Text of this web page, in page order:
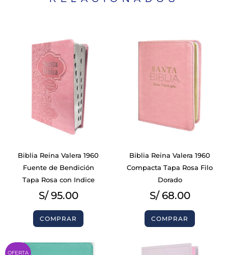
Biblia Reina Valera 1960
Fuente de Bendición
Tapa Rosa con Indice
S/95.00
COMPRAR
Biblia Reina Valera 1960
Compacta Tapa Rosa Filo
Dorado
S/68.00
COMPRAR
OFERTA Original